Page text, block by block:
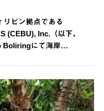
リピン拠点である
(CEBU), Inc.（以下、
Boliringにて海岸…